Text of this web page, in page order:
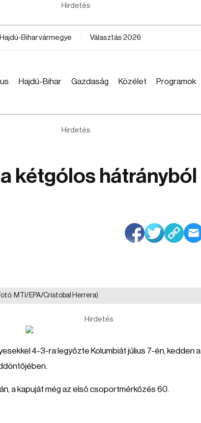
Hirdetés
Hajdú-Bihar vármegye Választás 2026
Hajdú-Bihar Gazdaság Közélet Programok
Hirdetés
kétgólos hátrányból
MTI/EPA/Cristobal Herrera)
Hirdetés
4-3-ra legyőzte Kolumbiát július 7-én, kedden a
a kapuját még az első csoportmérkőzés 60.